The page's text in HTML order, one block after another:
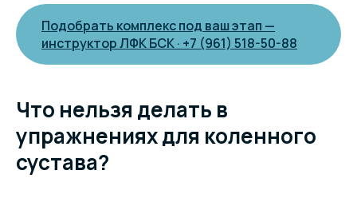
Подобрать комплекс под ваш этап —
инструктор ЛФК БСК · +7 (961) 518-50-88
Что нельзя делать в
упражнениях для коленного
сустава?